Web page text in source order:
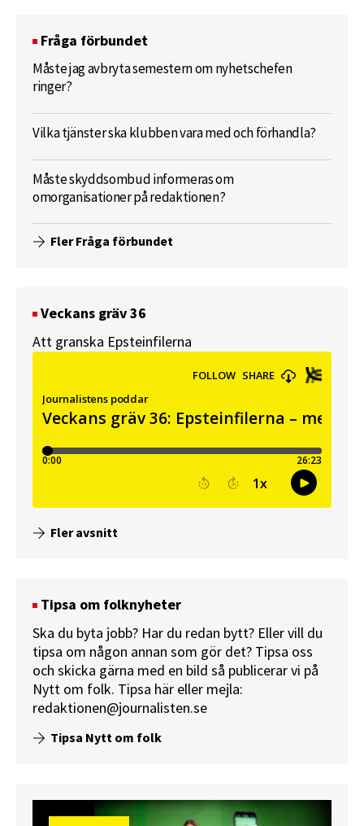
Fråga förbundet
Måste jag avbryta semestern om nyhetschefen
ringer?
Vilka tjänster ska klubben vara med och förhandla?
Måste skyddsombud informeras om
omorganisationer på redaktionen?
Fler Fråga förbundet
Veckans gräv 36
Att granska Epsteinfilerna
Fler avsnitt
Tipsa om folknyheter
Ska du byta jobb? Har du redan bytt? Eller vill du
tipsa om någon annan som gör det? Tipsa oss
och skicka gärna med en bild så publicerar vi på
Nytt om folk. Tipsa här eller mejla:
redaktionen@journalisten.se
Tipsa Nytt om folk